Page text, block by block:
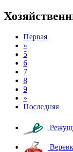
Первая
«
5
6
7
8
9
»
Последняя